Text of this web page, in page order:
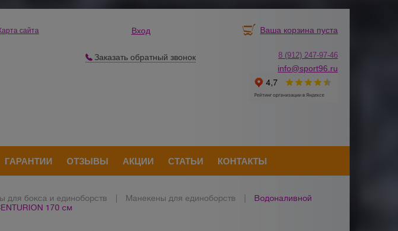
сайта Вход
Заказать обратный звонок
Ваша корзина пуста
8 (912) 247-97-46
info@sport96.ru
ГАРАНТИИ ОТЗЫВЫ АКЦИИ СТАТЬИ КОНТАКТЫ
для бокса и единоборств Манекены для единоборств
Водоналивной
170 см